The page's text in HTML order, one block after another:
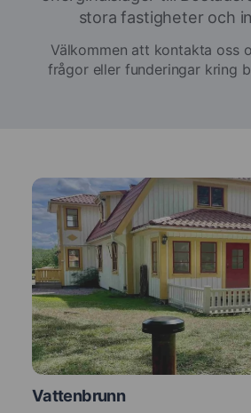
stora fastigheter och
Välkommen att kontakta oss
frågor eller funderingar kring
Vattenbrunn